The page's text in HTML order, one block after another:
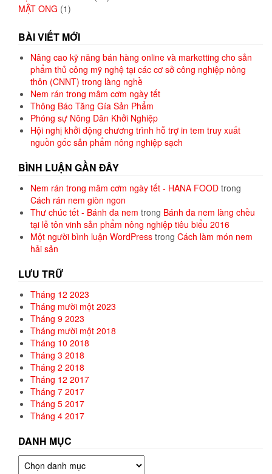
MẬT ONG (1)
BÀI VIẾT MỚI
Nâng cao kỹ năng bán hàng online và marketting cho sản
phẩm thủ công mỹ nghệ tại các cơ sở công nghiệp nông
thôn (CNNT) trong làng nghề
Nem rán trong mâm cơm ngày tết
Thông Báo Tăng Gía Sản Phẩm
Phóng sự Nông Dân Khởi Nghiệp
Hội nghị khởi động chương trình hỗ trợ in tem truy xuất
nguồn gốc sản phẩm nông nghiệp sạch
BÌNH LUẬN GẦN ĐÂY
Nem rán trong mâm cơm ngày tết - HANA FOOD trong
Cách rán nem giòn ngon
Thư chúc tết - Bánh đa nem trong Bánh đa nem làng chều
tại lễ tôn vinh sản phẩm nông nghiệp tiêu biểu 2016
Một người bình luận WordPress trong Cách làm món nem
hải sản
LƯU TRỮ
Tháng 12 2023
Tháng mười một 2023
Tháng 9 2023
Tháng mười một 2018
Tháng 10 2018
Tháng 3 2018
Tháng 2 2018
Tháng 12 2017
Tháng 7 2017
Tháng 5 2017
Tháng 4 2017
DANH MỤC
Danh